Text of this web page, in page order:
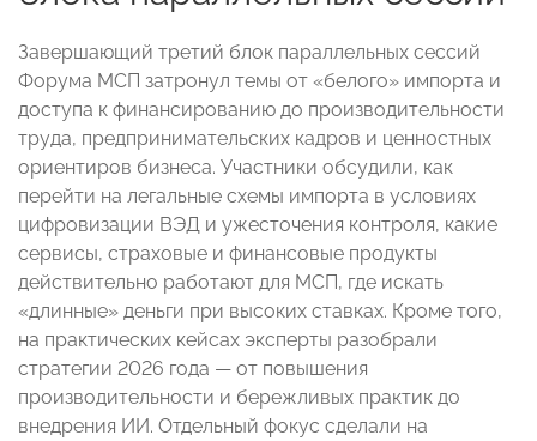
Завершающий третий блок параллельных сессий
Форума МСП затронул темы от «белого» импорта и
доступа к финансированию до производительности
труда, предпринимательских кадров и ценностных
ориентиров бизнеса. Участники обсудили, как
перейти на легальные схемы импорта в условиях
цифровизации ВЭД и ужесточения контроля, какие
сервисы, страховые и финансовые продукты
действительно работают для МСП, где искать
«длинные» деньги при высоких ставках. Кроме того,
на практических кейсах эксперты разобрали
стратегии 2026 года — от повышения
производительности и бережливых практик до
внедрения ИИ. Отдельный фокус сделали на